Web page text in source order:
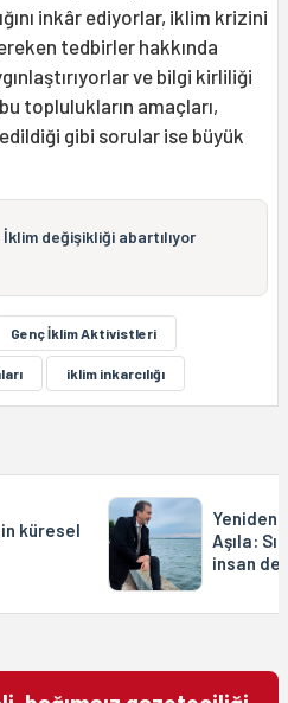
inkâr ediyorlar, iklim krizini
tedbirler hakkında
ve bilgi kirliliği
toplulukların amaçları,
gibi sorular ise büyük
değişikliği abartılıyor
Genç İklim Aktivistleri
iklim inkarcılığı
küresel
Yeniden
Aşıla:
insan